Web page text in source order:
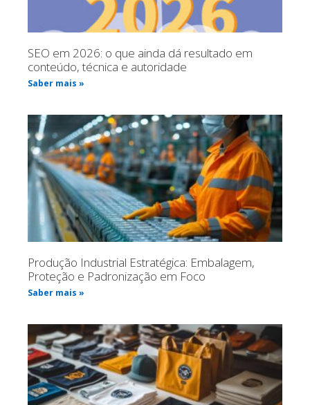
SEO em 2026: o que ainda dá resultado em
conteúdo, técnica e autoridade
Saber mais »
Produção Industrial Estratégica: Embalagem,
Proteção e Padronização em Foco
Saber mais »